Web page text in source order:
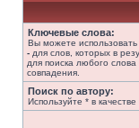
Ключевые слова:
Вы можете использовать
- для слов, которых в
для поиска любого слова
совпадения.
Поиск по автору:
Используйте * в